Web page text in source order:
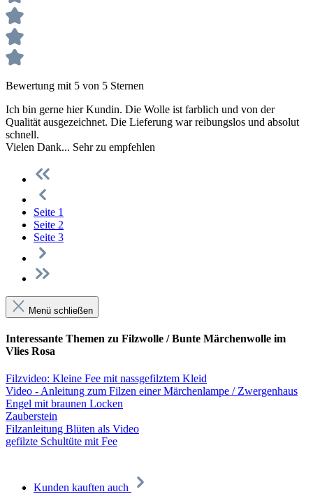
Bewertung mit 5 von 5 Sternen
Ich bin gerne hier Kundin. Die Wolle ist farblich und von der
Qualität ausgezeichnet. Die Lieferung war reibungslos und absolut
schnell.
Vielen Dank... Sehr zu empfehlen
Seite 1
Seite 2
Seite 3
Menü schließen
Interessante Themen zu Filzwolle / Bunte Märchenwolle im
Vlies Rosa
Filzvideo: Kleine Fee mit nassgefilztem Kleid
Video - Anleitung zum Filzen einer Märchenlampe / Zwergenhaus
Engel mit braunen Locken
Zauberstein
Filzanleitung Blüten als Video
gefilzte Schultüte mit Fee
Kunden kauften auch